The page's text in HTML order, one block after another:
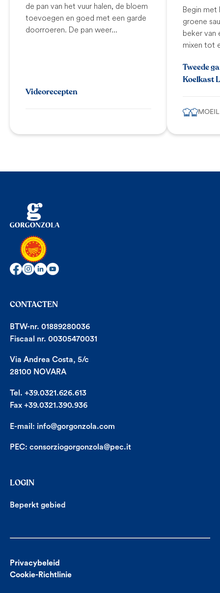
de pan van het vuur halen, de bloem
toevoegen en goed met een garde
doorroeren. De pan weer...
Videorecepten
Begin met
groene
beker van
mixen tot
Tweede
Koelkast
CONTACTEN
BTW-nr. 01889280036
Fiscaal nr. 00305470031
Via Andrea Costa, 5/c
28100 NOVARA
Tel. +39.0321.626.613
Fax +39.0321.390.936
E-mail: info@gorgonzola.com
PEC: consorziogorgonzola@pec.it
LOGIN
Beperkt gebied
Privacybeleid
Cookie-Richtlinie